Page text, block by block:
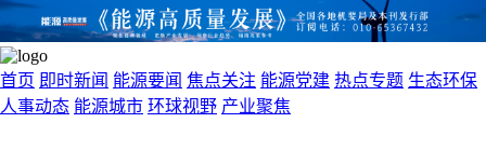
首页 即时新闻 能源要闻 焦点关注 能源党建 热点专题 生态环保
人事动态 能源城市 环球视野 产业聚焦